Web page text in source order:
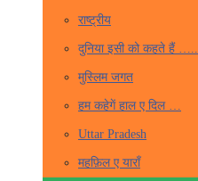
राष्ट्रीय
दुनिया इसी को कहते हैं …..
मुस्लिम जगत
हम कहेगें हाल ए दिल …
Uttar Pradesh
महफ़िल ए याराँ